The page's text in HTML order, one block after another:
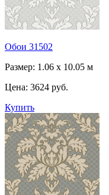
Обои 31502
Размер: 1.06 x 10.05 м
Цена: 3624 руб.
Купить